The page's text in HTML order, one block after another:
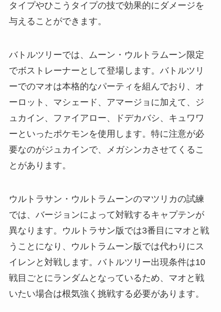
タイプやひこうタイプの技で効果的にダメージを
与えることができます。
バトルツリーでは、ムーン・ウルトラムーン限定
でボストレーナーとして登場します。バトルツリ
ーでのマオは本格的なパーティを組んでおり、オ
ーロット、マシェード、アマージョに加えて、ジ
ュカイン、ファイアロー、ドデカバシ、キュワワ
ーといったポケモンを使用します。特に注意が必
要なのがジュカインで、メガシンカさせてくるこ
とがあります。
ウルトラサン・ウルトラムーンのマツリカの試練
では、バージョンによって対戦するキャプテンが
異なります。ウルトラサン版では3番目にマオと戦
うことになり、ウルトラムーン版では代わりにス
イレンと対戦します。バトルツリー出現条件は10
戦目ごとにランダムとなっているため、マオと戦
いたい場合は根気強く挑戦する必要があります。